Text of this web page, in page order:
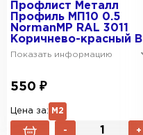
Профлист Металл
Профиль МП10 0.5
NormanMP RAL 3011
Коричнево-красный B
Показать информацию
550 ₽
Цена за: М2
- +